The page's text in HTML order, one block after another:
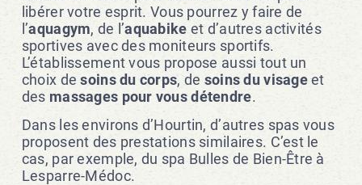
libérer votre esprit. Vous pourrez y faire de
l’aquagym, de l’aquabike et d’autres activités
sportives avec des moniteurs sportifs.
L’établissement vous propose aussi tout un
choix desoins du corps, de soins du visageet
des massages pour vous détendre.
Dans les environs d’Hourtin, d’autres spas vous
proposent des prestations similaires. C’est le
cas, par exemple, du spa Bulles de Bien-Être à
Lesparre-Médoc.